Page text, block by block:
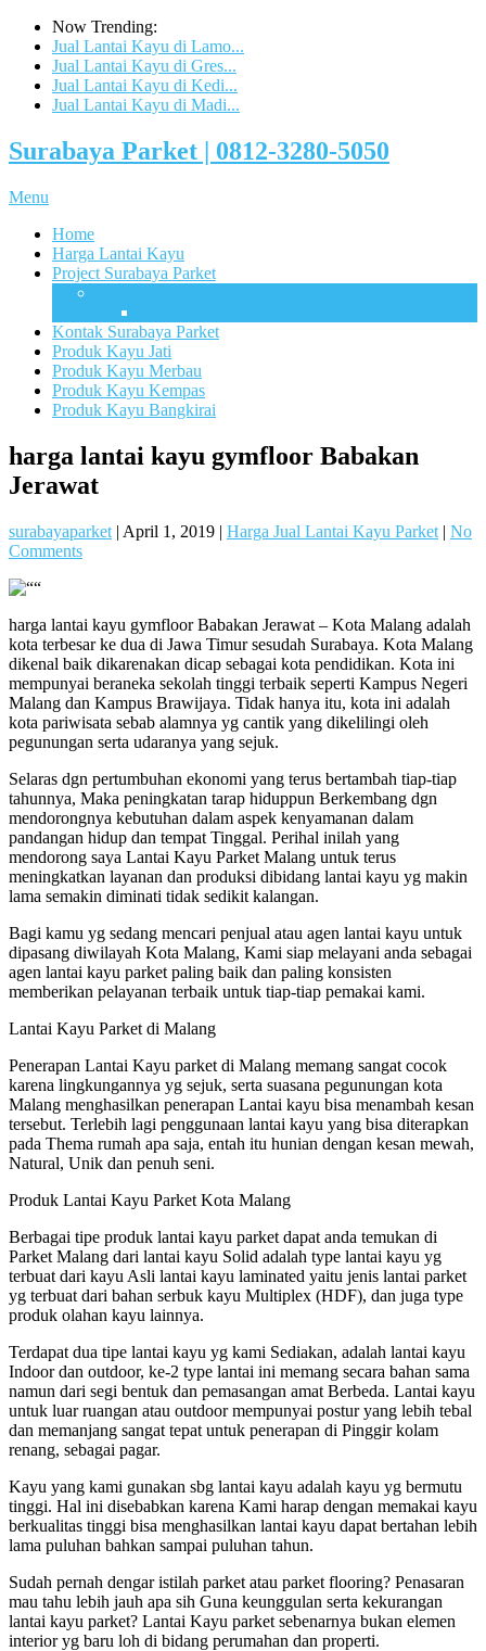
Now Trending:
Jual Lantai Kayu di Lamo...
Jual Lantai Kayu di Gres...
Jual Lantai Kayu di Kedi...
Jual Lantai Kayu di Madi...
Surabaya Parket | 0812-3280-5050
Menu
Home
Harga Lantai Kayu
Project Surabaya Parket
Kontak Surabaya Parket
Produk Kayu Jati
Produk Kayu Merbau
Produk Kayu Kempas
Produk Kayu Bangkirai
harga lantai kayu gymfloor Babakan
Jerawat
surabayaparket | April 1, 2019 | Harga Jual Lantai Kayu Parket | No
Comments
harga lantai kayu gymfloor Babakan Jerawat – Kota Malang adalah
kota terbesar ke dua di Jawa Timur sesudah Surabaya. Kota Malang
dikenal baik dikarenakan dicap sebagai kota pendidikan. Kota ini
mempunyai beraneka sekolah tinggi terbaik seperti Kampus Negeri
Malang dan Kampus Brawijaya. Tidak hanya itu, kota ini adalah
kota pariwisata sebab alamnya yg cantik yang dikelilingi oleh
pegunungan serta udaranya yang sejuk.
Selaras dgn pertumbuhan ekonomi yang terus bertambah tiap-tiap
tahunnya, Maka peningkatan tarap hiduppun Berkembang dgn
mendorongnya kebutuhan dalam aspek kenyamanan dalam
pandangan hidup dan tempat Tinggal. Perihal inilah yang
mendorong saya Lantai Kayu Parket Malang untuk terus
meningkatkan layanan dan produksi dibidang lantai kayu yg makin
lama semakin diminati tidak sedikit kalangan.
Bagi kamu yg sedang mencari penjual atau agen lantai kayu untuk
dipasang diwilayah Kota Malang, Kami siap melayani anda sebagai
agen lantai kayu parket paling baik dan paling konsisten
memberikan pelayanan terbaik untuk tiap-tiap pemakai kami.
Lantai Kayu Parket di Malang
Penerapan Lantai Kayu parket di Malang memang sangat cocok
karena lingkungannya yg sejuk, serta suasana pegunungan kota
Malang menghasilkan penerapan Lantai kayu bisa menambah kesan
tersebut. Terlebih lagi penggunaan lantai kayu yang bisa diterapkan
pada Thema rumah apa saja, entah itu hunian dengan kesan mewah,
Natural, Unik dan penuh seni.
Produk Lantai Kayu Parket Kota Malang
Berbagai tipe produk lantai kayu parket dapat anda temukan di
Parket Malang dari lantai kayu Solid adalah type lantai kayu yg
terbuat dari kayu Asli lantai kayu laminated yaitu jenis lantai parket
yg terbuat dari bahan serbuk kayu Multiplex (HDF), dan juga type
produk olahan kayu lainnya.
Terdapat dua tipe lantai kayu yg kami Sediakan, adalah lantai kayu
Indoor dan outdoor, ke-2 type lantai ini memang secara bahan sama
namun dari segi bentuk dan pemasangan amat Berbeda. Lantai kayu
untuk luar ruangan atau outdoor mempunyai postur yang lebih tebal
dan memanjang sangat tepat untuk penerapan di Pinggir kolam
renang, sebagai pagar.
Kayu yang kami gunakan sbg lantai kayu adalah kayu yg bermutu
tinggi. Hal ini disebabkan karena Kami harap dengan memakai kayu
berkualitas tinggi bisa menghasilkan lantai kayu dapat bertahan lebih
lama puluhan bahkan sampai puluhan tahun.
Sudah pernah dengar istilah parket atau parket flooring? Penasaran
mau tahu lebih jauh apa sih Guna keunggulan serta kekurangan
lantai kayu parket? Lantai Kayu parket sebenarnya bukan elemen
interior yg baru loh di bidang perumahan dan properti.